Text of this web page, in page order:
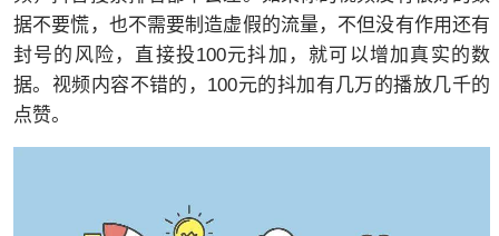
据不要慌，也不需要制造虚假的流量，不但没有作用还有
封号的风险，直接投100元抖加，就可以增加真实的数
据。视频内容不错的，100元的抖加有几万的播放几千的
点赞。